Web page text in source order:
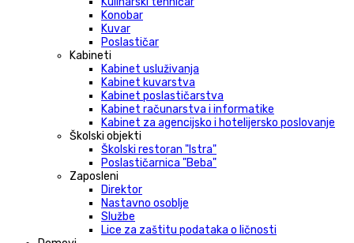
Konobar
Kuvar
Poslastičar
Kabineti
Kabinet usluživanja
Kabinet kuvarstva
Kabinet poslastičarstva
Kabinet računarstva i informatike
Kabinet za agencijsko i hotelijersko poslovanje
Školski objekti
Školski restoran "Istra"
Poslastičarnica "Beba"
Zaposleni
Direktor
Nastavno osoblje
Službe
Lice za zaštitu podataka o ličnosti